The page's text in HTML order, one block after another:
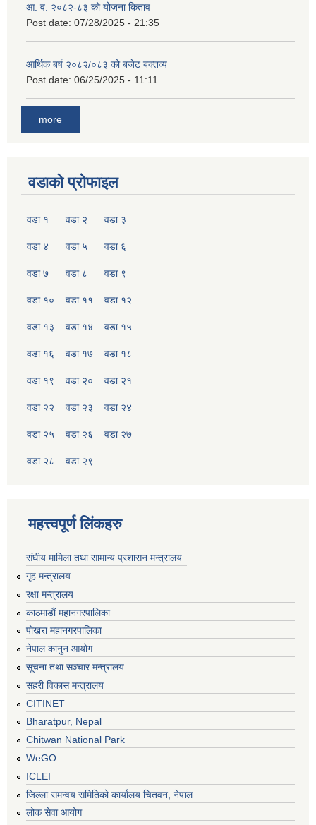
आ. व. २०८२-८३ को योजना किताव
Post date: 07/28/2025 - 21:35
आर्थिक बर्ष २०८२/०८३ को बजेट बक्तव्य
Post date: 06/25/2025 - 11:11
more
वडाको प्रोफाइल
वडा १ वडा २ वडा ३
वडा ४ वडा ५ वडा ६
वडा ७ वडा ८ वडा ९
वडा १० वडा ११ वडा १२
वडा १३ वडा १४ वडा १५
वडा १६ वडा १७ वडा १८
वडा १९ वडा २० वडा २१
वडा २२ वडा २३ वडा २४
वडा २५ वडा २६ वडा २७
वडा २८ वडा २९
महत्त्वपूर्ण लिंकहरु
संघीय मामिला तथा सामान्य प्रशासन मन्त्रालय
गृह मन्त्रालय
रक्षा मन्त्रालय
काठमाडौं महानगरपालिका
पोखरा महानगरपालिका
नेपाल कानुन आयोग
सूचना तथा सञ्चार मन्त्रालय
सहरी विकास मन्त्रालय
CITINET
Bharatpur, Nepal
Chitwan National Park
WeGO
ICLEI
जिल्ला समन्वय समितिको कार्यालय चितवन, नेपाल
लोक सेवा आयोग